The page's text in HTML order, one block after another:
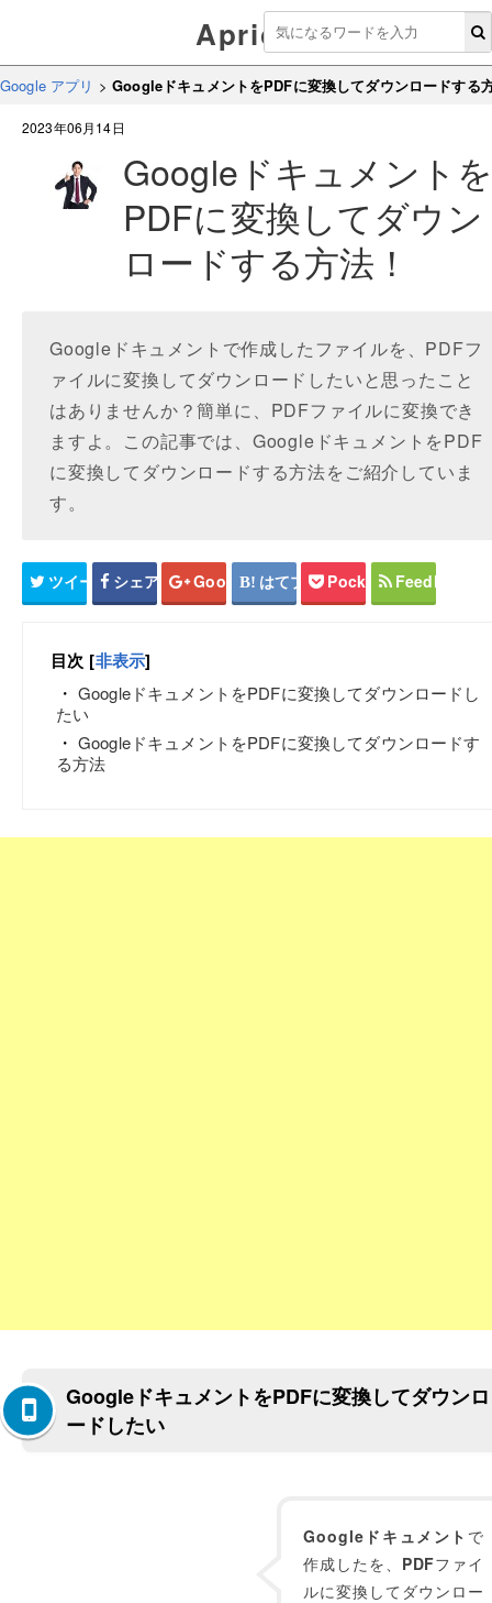
Aprico
Google アプリ >GoogleドキュメントをPDFに変換してダウンロードする
2023年06月14日
Googleドキュメント
PDFに変換してダウン
ロードする方法！
Googleドキュメントで作成したファイルを、PDFフ
ァイルに変換してダウンロードしたいと思ったこと
はありませんか？簡単に、PDFファイルに変換でき
ますよ。この記事では、GoogleドキュメントをPDF
に変換してダウンロードする方法をご紹介していま
す。
ツイート シェア Google+ はてブ Pocket Feedly
目次 [非表示]
GoogleドキュメントをPDFに変換してダウンロードし
たい
GoogleドキュメントをPDFに変換してダウンロードす
る方法
GoogleドキュメントをPDFに変換してダウンロ
ードしたい
Googleドキュメント で
作成したを、 PDFファイ
ルに変換してダウンロー